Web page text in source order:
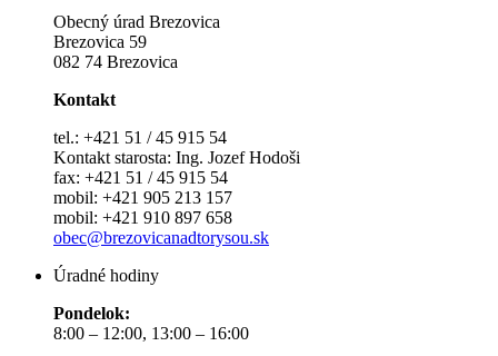
Obecný úrad Brezovica
Brezovica 59
082 74 Brezovica
Kontakt
tel.: +421 51 / 45 915 54
Kontakt starosta: Ing. Jozef Hodoši
fax: +421 51 / 45 915 54
mobil: +421 905 213 157
mobil: +421 910 897 658
obec@brezovicanadtorysou.sk
Úradné hodiny
Pondelok:
8:00 – 12:00, 13:00 – 16:00